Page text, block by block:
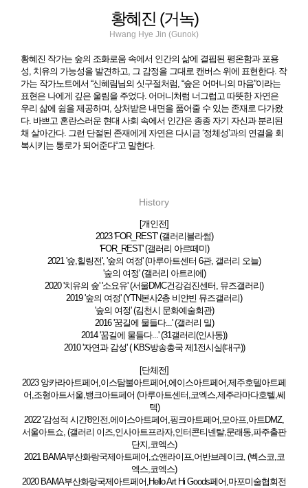
황혜진 (거녹)
Hwang Hye Jin (Gunok)
황혜진 작가는 숲의 조화로움 속에서 인간의 삶에 결핍된 평온함과 포용
성, 치유의 가능성을 발견하고, 그 감정을 그대로 캔버스 위에 표현한다. 작
가는 작가노트에서 “신혜림님의 싯구절처럼, “숲은 어머니의 마음”이라는
표현은 나에게 깊은 울림을 주었다. 어머니처럼 너그럽고 따뜻한 자연은
우리 삶에 쉼을 제공하며, 상처받은 내면을 품어줄 수 있는 존재로 다가왔
다. 바쁘고 혼란스러운 현대 사회 속에서 인간은 종종 자기 자신과 분리된
채 살아간다. 그런 단절된 존재에게 자연은 다시금 ‘정체성’과의 연결을 회
복시키는 통로가 되어준다“고 말한다.
History
[개인전]
2023 'FOR_REST' (갤러리블라썸)
'FOR_REST' (갤러리 아르떼미)
2021 '숲,힐링전', '숲의 여정' (마루아트센터 6관, 갤러리 오늘)
'숲의 여정' (갤러리 아트리에)
2020 '치유의 숲' '소요유' (서울DMC건강검진센터, 뮤즈갤러리)
2019 '숲의 여정' (YTN본사2층 비얀빈 뮤즈갤러리)
'숲의 여정' (김천시 문화예술회관)
2016 '꿈길에 물들다...' (갤러리 밀)
2014 '꿈길에 물들다...' (31갤러리(인사동))
2010 '자연과 감성' ( KBS방송총국 제1전시실(대구))
[단체전]
2023 앙카라아트페어,이스탐불아트페어,에이스아트페어,제주호텔아트페
어,조형아트서울,뱅크아트페어 (마루아트센터,코엑스,제주라마다호텔,쎄
텍)
2022 '감성적 시간'8인전,에이스아트페어,핑크아트페어,모아프,아트DMZ,
서울아트쇼, (갤러리 이즈,인사아트프라자,인터콘티넨탈,문래동,파주출판
단지,코엑스)
2021 BAMA부산화랑국제아트페어,쇼앤라이프,어반브레이크, (벡스코,코
엑스,코엑스)
2020 BAMA부산화랑국제아트페어,Hello Art Hi Goods페어,마포미술협회전